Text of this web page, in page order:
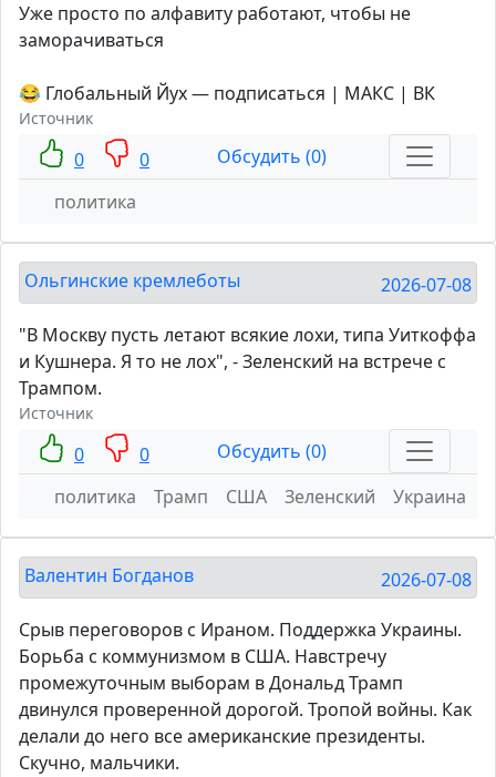
Уже просто по алфавиту работают, чтобы не
заморачиваться
😂 Глобальный Йух — подписаться | МАКС | ВК
Источник
0 0
Обсудить (0)
политика
Ольгинские кремлеботы 2026-07-08
"В Москву пусть летают всякие лохи, типа Уиткоффа
и Кушнера. Я то не лох", - Зеленский на встрече с
Трампом.
Источник
0 0
Обсудить (0)
политика
Трамп США Зеленский Украина
Валентин Богданов 2026-07-08
Срыв переговоров с Ираном. Поддержка Украины.
Борьба с коммунизмом в США. Навстречу
промежуточным выборам в Дональд Трамп
двинулся проверенной дорогой. Тропой войны. Как
делали до него все американские президенты.
Скучно, мальчики.